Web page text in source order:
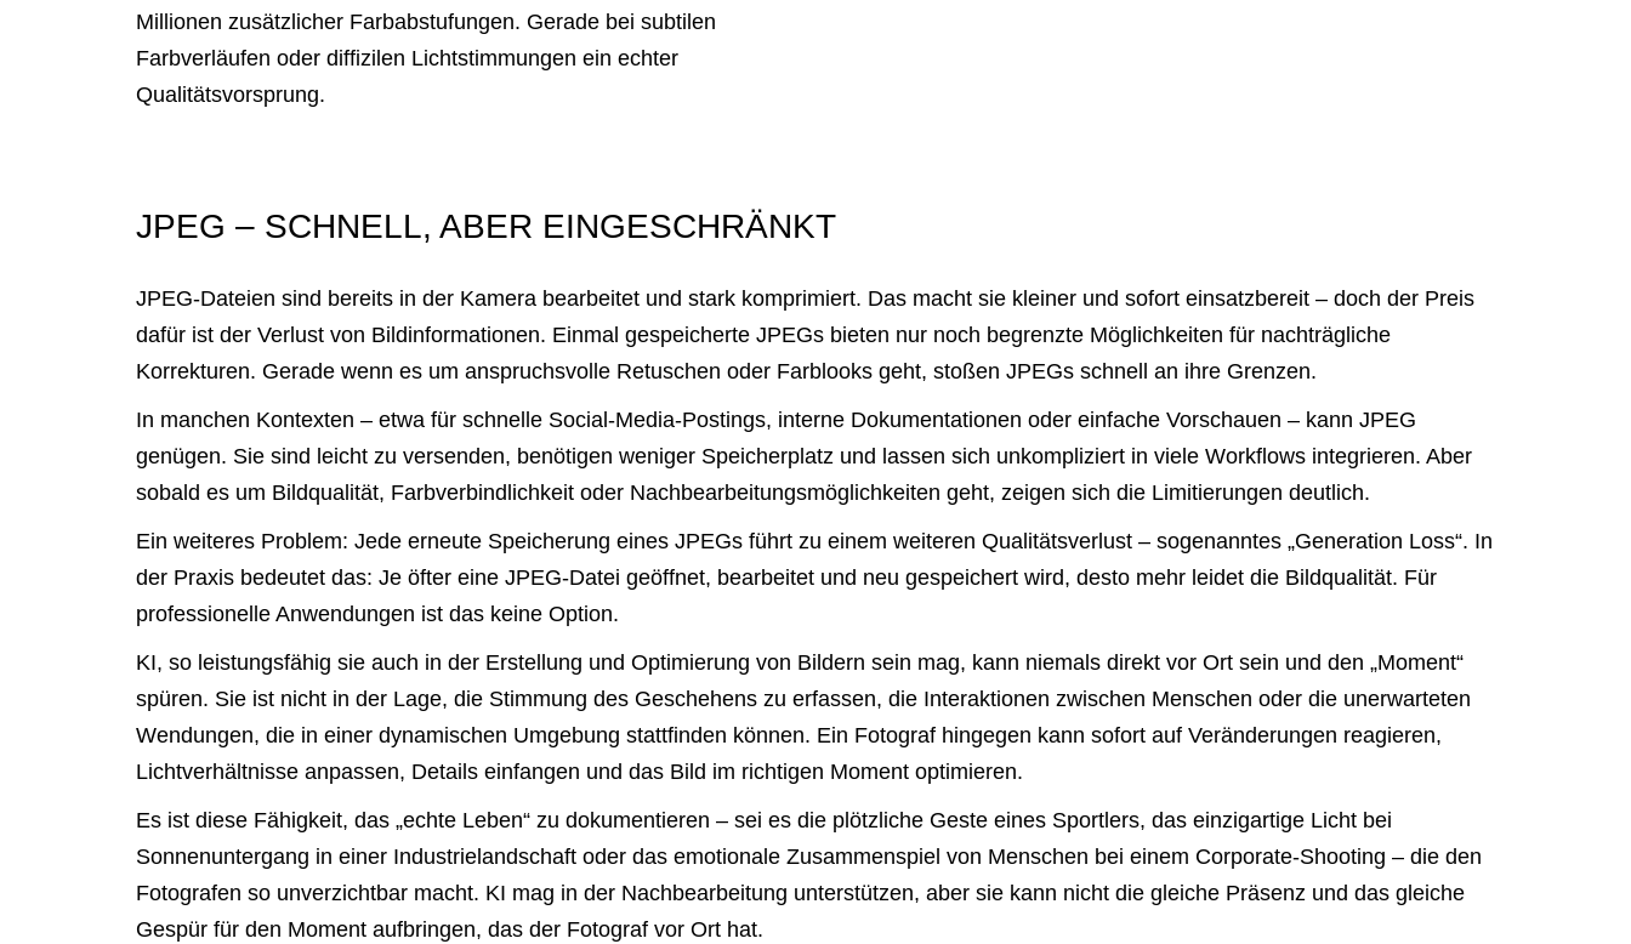
Millionen zusätzlicher Farbabstufungen. Gerade bei subtilen
Farbverläufen oder diffizilen Lichtstimmungen ein echter
Qualitätsvorsprung.
JPEG – SCHNELL, ABER EINGESCHRÄNKT
JPEG-Dateien sind bereits in der Kamera bearbeitet und stark komprimiert. Das macht sie kleiner und sofort einsatzbereit – doch der Preis
dafür ist der Verlust von Bildinformationen. Einmal gespeicherte JPEGs bieten nur noch begrenzte Möglichkeiten für nachträgliche
Korrekturen. Gerade wenn es um anspruchsvolle Retuschen oder Farblooks geht, stoßen JPEGs schnell an ihre Grenzen.
In manchen Kontexten – etwa für schnelle Social-Media-Postings, interne Dokumentationen oder einfache Vorschauen – kann JPEG
genügen. Sie sind leicht zu versenden, benötigen weniger Speicherplatz und lassen sich unkompliziert in viele Workflows integrieren. Aber
sobald es um Bildqualität, Farbverbindlichkeit oder Nachbearbeitungsmöglichkeiten geht, zeigen sich die Limitierungen deutlich.
Ein weiteres Problem: Jede erneute Speicherung eines JPEGs führt zu einem weiteren Qualitätsverlust – sogenanntes „Generation Loss“. In
der Praxis bedeutet das: Je öfter eine JPEG-Datei geöffnet, bearbeitet und neu gespeichert wird, desto mehr leidet die Bildqualität. Für
professionelle Anwendungen ist das keine Option.
KI, so leistungsfähig sie auch in der Erstellung und Optimierung von Bildern sein mag, kann niemals direkt vor Ort sein und den „Moment“
spüren. Sie ist nicht in der Lage, die Stimmung des Geschehens zu erfassen, die Interaktionen zwischen Menschen oder die unerwarteten
Wendungen, die in einer dynamischen Umgebung stattfinden können. Ein Fotograf hingegen kann sofort auf Veränderungen reagieren,
Lichtverhältnisse anpassen, Details einfangen und das Bild im richtigen Moment optimieren.
Es ist diese Fähigkeit, das „echte Leben“ zu dokumentieren – sei es die plötzliche Geste eines Sportlers, das einzigartige Licht bei
Sonnenuntergang in einer Industrielandschaft oder das emotionale Zusammenspiel von Menschen bei einem Corporate-Shooting – die den
Fotografen so unverzichtbar macht. KI mag in der Nachbearbeitung unterstützen, aber sie kann nicht die gleiche Präsenz und das gleiche
Gespür für den Moment aufbringen, das der Fotograf vor Ort hat.